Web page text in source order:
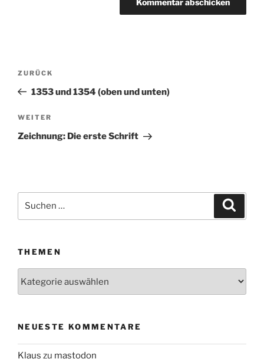
Beitragsnavigation
Vorheriger
Beitrag
ZURÜCK
1353 und 1354 (oben und unten)
Nächster
Beitrag
WEITER
Zeichnung: Die erste Schrift
Suchen
THEMEN
NEUESTE KOMMENTARE
Klaus zu mastodon